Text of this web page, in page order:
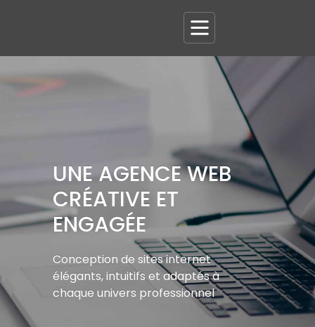
UNE AGENCE WEB
CRÉATIVE ET
ENGAGÉE
Conception de sites internet
élégants, intuitifs et adaptés à
chaque univers professionnel